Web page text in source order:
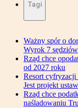
Tagi
Ważny spór o
Wyrok 7
Rząd chce
od 2027 roku
Resort cyfryzacji
Jest projekt
Rząd chce
naśladowaniu